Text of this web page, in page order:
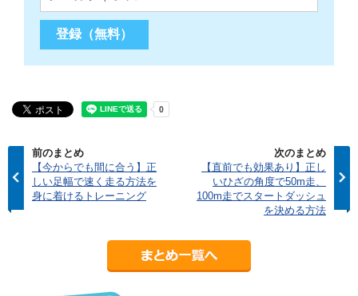
前のまとめ
【今からでも間に合う】正
しい足幅で速く走る方法を
身に着けるトレーニング
次のまとめ
【直前でも効果あり】正し
いひざの角度で50m走、
100m走でスタートダッシュ
を決める方法